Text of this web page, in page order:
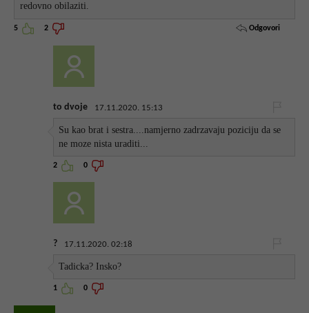
redovno obilaziti.
5 2 Odgovori
to dvoje 17.11.2020. 15:13
Su kao brat i sestra....namjerno zadrzavaju poziciju da se
ne moze nista uraditi...
2 0
? 17.11.2020. 02:18
Tadicka? Insko?
1 0